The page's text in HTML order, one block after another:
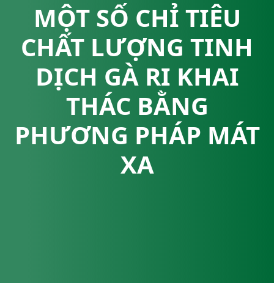
MỘT SỐ CHỈ TIÊU
CHẤT LƯỢNG TINH
DỊCH GÀ RI KHAI
THÁC BẰNG
PHƯƠNG PHÁP MÁT
XA